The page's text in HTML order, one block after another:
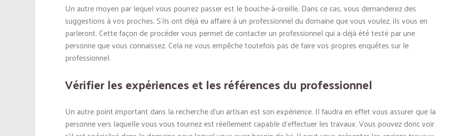
Un autre moyen par lequel vous pourrez passer est le bouche-à-oreille. Dans ce cas, vous demanderez des
suggestions à vos proches. S’ils ont déjà eu affaire à un professionnel du domaine que vous voulez, ils vous en
parleront. Cette façon de procéder vous permet de contacter un professionnel qui a déjà été testé par une
personne que vous connaissez. Cela ne vous empêche toutefois pas de faire vos propres enquêtes sur le
professionnel.
Vérifier les expériences et les références du professionnel
Un autre point important dans la recherche d’un artisan est son expérience. Il faudra en effet vous assurer que la
personne vers laquelle vous vous tournez est réellement capable d’effectuer les travaux. Vous pouvez donc voir